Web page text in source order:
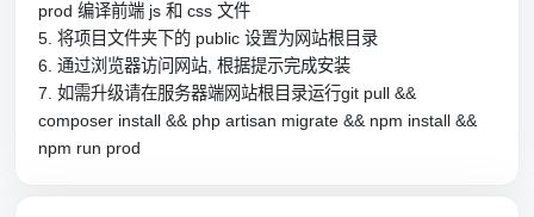
prod 编译前端 js 和 css 文件
5. 将项目文件夹下的 public 设置为网站根目录
6. 通过浏览器访问网站, 根据提示完成安装
7. 如需升级请在服务器端网站根目录运行git pull &&
composer install && php artisan migrate && npm install &&
npm run prod